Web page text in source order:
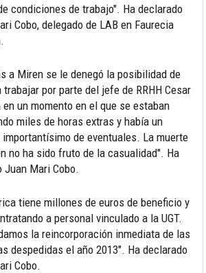
condiciones de trabajo". Ha declarado
Cobo, delegado de LAB en Faurecia
a Miren se le denegó la posibilidad de
trabajar por parte del jefe de RRHH Cesar
en un momento en el que se estaban
miles de horas extras y había un
importantísimo de eventuales. La muerte
no ha sido fruto de la casualidad". Ha
Juan Mari Cobo.
tiene millones de euros de beneficio y
a personal vinculado a la UGT.
la reincorporación inmediata de las
despedidas el año 2013". Ha declarado
Cobo.